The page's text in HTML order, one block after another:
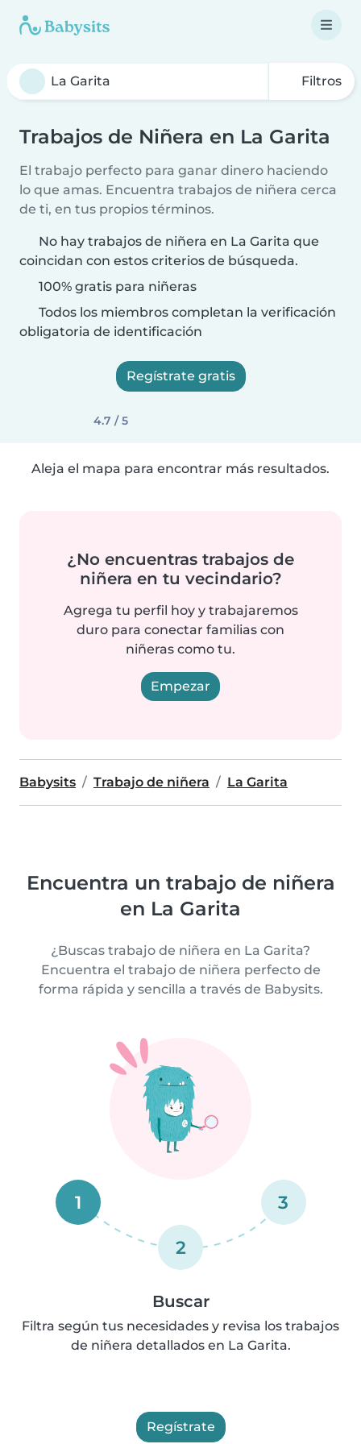
Filtros
Trabajos de Niñera en La Garita
El trabajo perfecto para ganar dinero haciendo
lo que amas. Encuentra trabajos de niñera cerca
de ti, en tus propios términos.
No hay trabajos de niñera en La Garita que
coincidan con estos criterios de búsqueda.
100% gratis para niñeras
Todos los miembros completan la verificación
obligatoria de identificación
Regístrate gratis
4.7 / 5
Aleja el mapa para encontrar más resultados.
¿No encuentras trabajos de
niñera en tu vecindario?
Agrega tu perfil hoy y trabajaremos
duro para conectar familias con
niñeras como tu.
Empezar
Babysits Trabajo de niñera La Garita
Encuentra un trabajo de niñera
en La Garita
¿Buscas trabajo de niñera en La Garita?
Encuentra el trabajo de niñera perfecto de
forma rápida y sencilla a través de Babysits.
1
2
3
Buscar
Filtra según tus necesidades y revisa los trabajos
de niñera detallados en La Garita.
Regístrate